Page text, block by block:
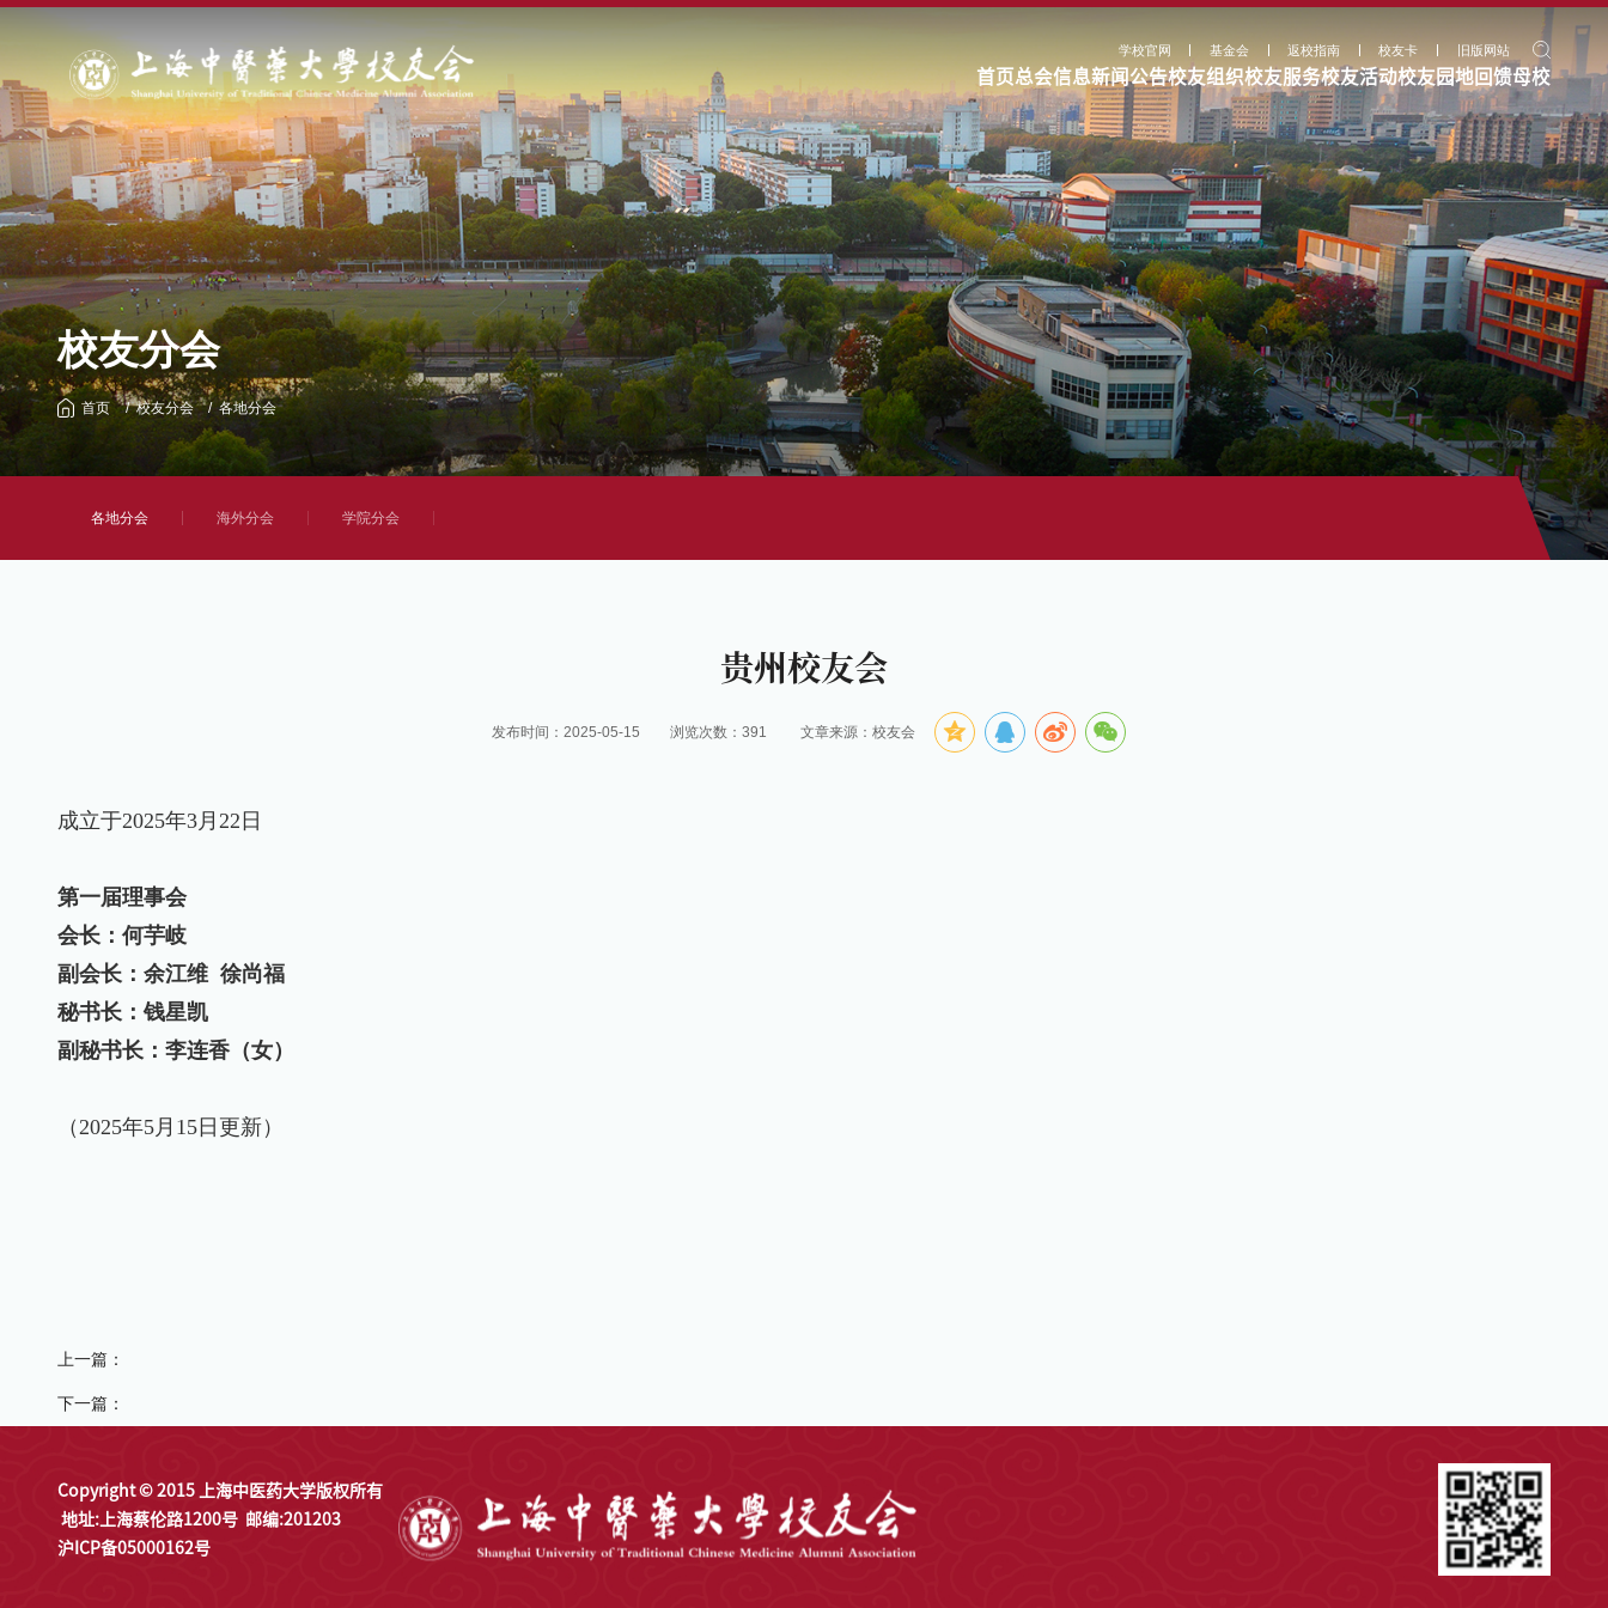
学校官网 基金会 返校指南 校友卡 旧版网站
首页总会信息新闻公告校友组织校友服务校友活动校友园地 回馈母校
校友分会
首页 校友分会 各地分会
各地分会 海外分会 学院分会
贵州校友会
发布时间：2025-05-15 浏览次数： 391 文章来源：校友会
成立于2025年3 月 22 日
第一届理事会
会长：何芋岐
副会长：余江维 徐尚福
秘书长：钱星凯
副秘书长：李连香（女）
（ 2025年5 月 15日更新）
上一篇：
下一篇：
Copyright © 2015 上海中医药大学版权所有
地址:上海蔡伦路1200号 邮编:201203
沪ICP备05000162号